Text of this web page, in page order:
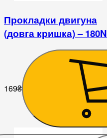
Прокладки двигуна
(довга кришка) – 180N
169₴